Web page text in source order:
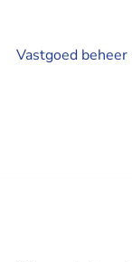
Vastgoed beheer